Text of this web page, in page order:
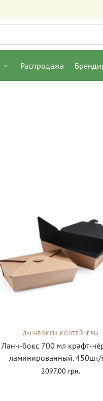
Распродажа
ЛАНЧБОКСЫ, КОНТЕЙНЕРЫ
Ланч-бокс 700 мл крафт-
ламинированный.
2097,00 грн.